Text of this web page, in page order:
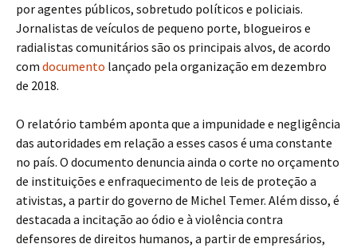
por agentes públicos, sobretudo políticos e policiais.
Jornalistas de veículos de pequeno porte, blogueiros e
radialistas comunitários são os principais alvos, de acordo
com documento lançado pela organização em dezembro
de 2018.
O relatório também aponta que a impunidade e negligência
das autoridades em relação a esses casos é uma constante
no país. O documento denuncia ainda o corte no orçamento
de instituições e enfraquecimento de leis de proteção a
ativistas, a partir do governo de Michel Temer. Além disso, é
destacada a incitação ao ódio e à violência contra
defensores de direitos humanos, a partir de empresários,